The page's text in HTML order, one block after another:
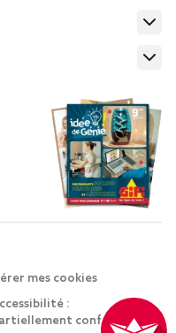
mes cookies
:
conforme